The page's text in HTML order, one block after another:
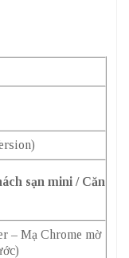
sạn mini / Căn
– Mạ Chrome mờ